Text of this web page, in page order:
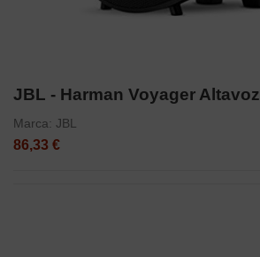
JBL - Harman Voyager Altavoz
Marca: JBL
86,33 €